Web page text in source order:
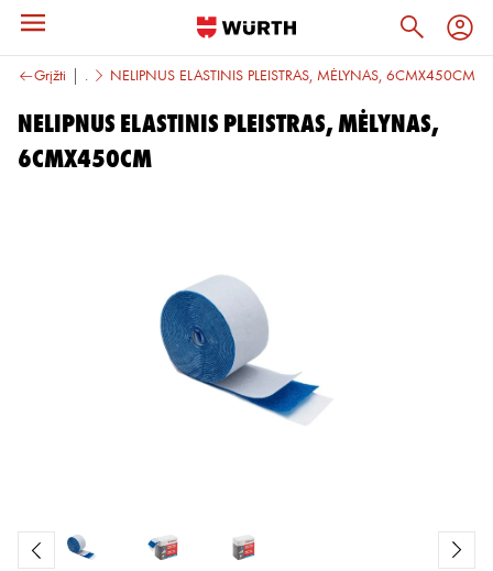
Grįžtiir kt. NELIPNUS ELASTINIS PLEISTRAS, MĖLYNAS, 6CMX450CM
NELIPNUS ELASTINIS PLEISTRAS, MĖLYNAS,
6CMX450CM